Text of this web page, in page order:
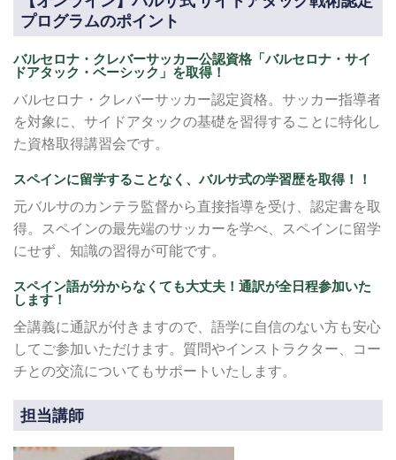
プログラムのポイント
バルセロナ・クレバーサッカー公認資格「バルセロナ・サイ
ドアタック・ベーシック」を取得！
バルセロナ・クレバーサッカー認定資格。サッカー指導者
を対象に、サイドアタックの基礎を習得することに特化し
た資格取得講習会です。
スペインに留学することなく、バルサ式の学習歴を取得！！
元バルサのカンテラ監督から直接指導を受け、認定書を取
得。スペインの最先端のサッカーを学べ、スペインに留学
にせず、知識の習得が可能です。
スペイン語が分からなくても大丈夫！通訳が全日程参加いた
します！
全講義に通訳が付きますので、語学に自信のない方も安心
してご参加いただけます。質問やインストラクター、コー
チとの交流についてもサポートいたします。
担当講師